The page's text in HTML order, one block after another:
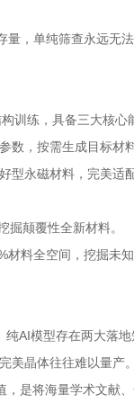
量，单纯筛查永远无
训练，具备三大核心
数，按需生成目标材
型永磁材料，完美适
颠覆性全新材料。
材料全空间，挖掘未
AI模型存在两大落
美晶体往往难以量产
，是将海量学术文献